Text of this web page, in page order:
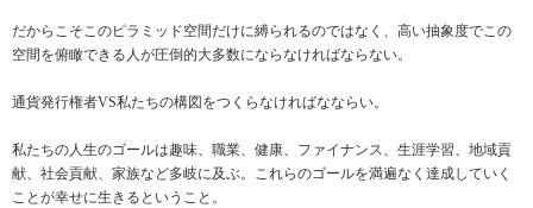
だからこそこのピラミッド空間だけに縛られるのではなく、高い抽象度でこの
空間を俯瞰できる人が圧倒的大多数にならなければならない。
通貨発行権者VS私たちの構図をつくらなければなならい。
私たちの人生のゴールは趣味、職業、健康、ファイナンス、生涯学習、地域貢
献、社会貢献、家族など多岐に及ぶ。これらのゴールを満遍なく達成していく
ことが幸せに生きるということ。